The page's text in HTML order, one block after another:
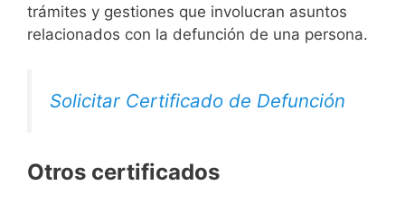
trámites y gestiones que involucran asuntos
relacionados con la defunción de una persona.
Solicitar Certificado de Defunción
Otros certificados